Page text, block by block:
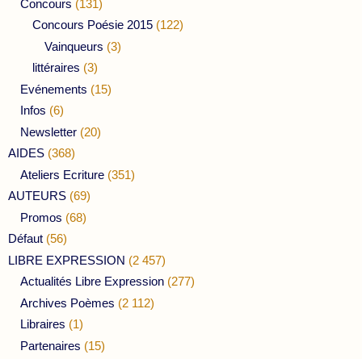
Concours (131)
Concours Poésie 2015 (122)
Vainqueurs (3)
littéraires (3)
Evénements (15)
Infos (6)
Newsletter (20)
AIDES (368)
Ateliers Ecriture (351)
AUTEURS (69)
Promos (68)
Défaut (56)
LIBRE EXPRESSION (2 457)
Actualités Libre Expression (277)
Archives Poèmes (2 112)
Libraires (1)
Partenaires (15)